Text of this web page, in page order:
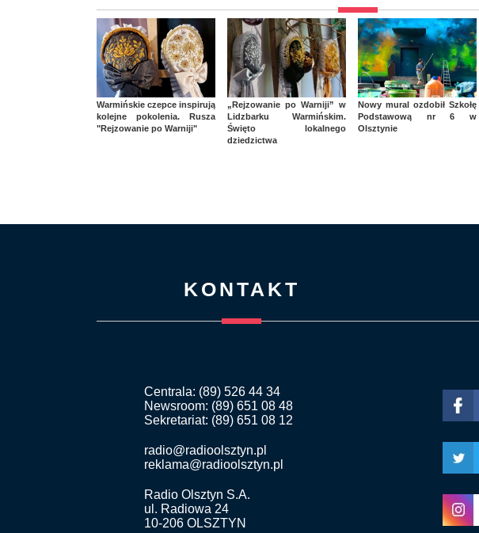
Warmińskie czepce inspirują
kolejne pokolenia. Rusza
"Rejzowanie po Warniji"
„Rejzowanie po Warniji” w
Lidzbarku Warmińskim.
Święto lokalnego
dziedzictwa
Nowy mural ozdobił Szkołę
Podstawową nr 6 w
Olsztynie
KONTAKT
Centrala: (89) 526 44 34
Newsroom: (89) 651 08 48
Sekretariat: (89) 651 08 12
radio@radioolsztyn.pl
reklama@radioolsztyn.pl
Radio Olsztyn S.A.
ul. Radiowa 24
10-206 OLSZTYN